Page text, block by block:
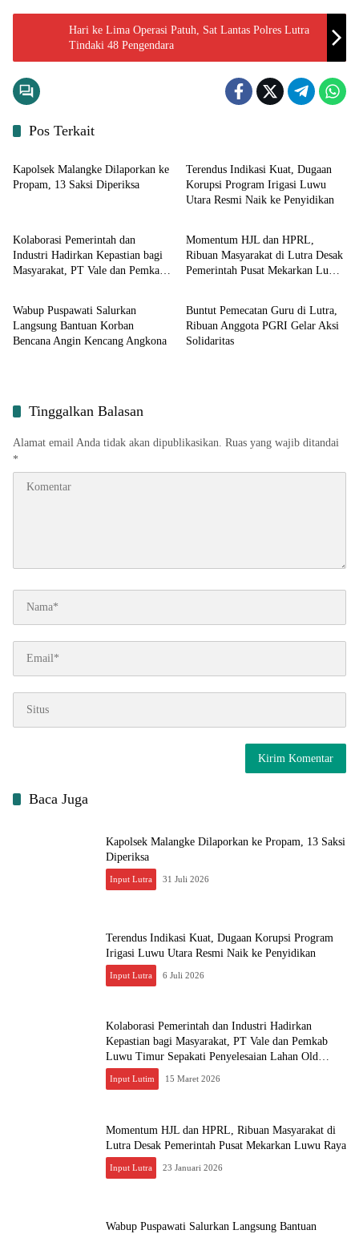
Hari ke Lima Operasi Patuh, Sat Lantas Polres Lutra
Tindaki 48 Pengendara
Pos Terkait
Input Lutra
Kapolsek Malangke Dilaporkan ke
Propam, 13 Saksi Diperiksa
Terendus Indikasi Kuat, Dugaan
Korupsi Program Irigasi Luwu
Utara Resmi Naik ke Penyidikan
Kolaborasi Pemerintah dan
Industri Hadirkan Kepastian bagi
Masyarakat, PT Vale dan Pemkab
Input Lutra
Momentum HJL dan HPRL,
Ribuan Masyarakat di Lutra Desak
Pemerintah Pusat Mekarkan Luwu
Input Lutim
Wabup Puspawati Salurkan
Langsung Bantuan Korban
Bencana Angin Kencang Angkona ‎
Input Lutra
Buntut Pemecatan Guru di Lutra,
Ribuan Anggota PGRI Gelar Aksi
Solidaritas
Tinggalkan Balasan
Alamat email Anda tidak akan dipublikasikan. Ruas yang wajib ditandai
*
Baca Juga
Kapolsek Malangke Dilaporkan ke Propam, 13 Saksi
Diperiksa
Input Lutra 31 Juli 2026
Terendus Indikasi Kuat, Dugaan Korupsi Program
Irigasi Luwu Utara Resmi Naik ke Penyidikan
Input Lutra 6 Juli 2026
Kolaborasi Pemerintah dan Industri Hadirkan
Kepastian bagi Masyarakat, PT Vale dan Pemkab
Luwu Timur Sepakati Penyelesaian Lahan Old
Camp
Input Lutim 15 Maret 2026
Momentum HJL dan HPRL, Ribuan Masyarakat di
Lutra Desak Pemerintah Pusat Mekarkan Luwu Raya
Input Lutra 23 Januari 2026
Wabup Puspawati Salurkan Langsung Bantuan